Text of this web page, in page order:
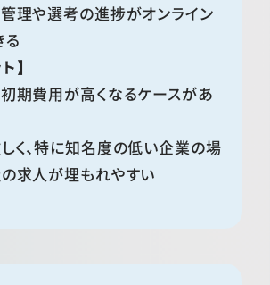
管理や選考の進捗がオンライン
】
期費用が高くなるケースがあ
く、特に知名度の低い企業の場
求人が埋もれやすい